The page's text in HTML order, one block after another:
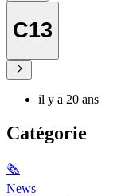
C13
il y a 20 ans
Catégorie
🗞
News